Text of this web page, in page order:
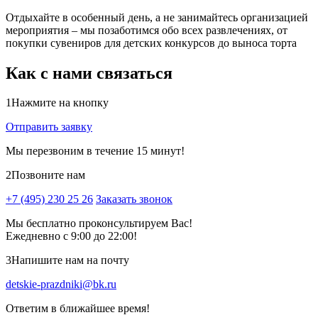
Отдыхайте в особенный день, а не занимайтесь организацией
мероприятия – мы позаботимся обо всех развлечениях, от
покупки сувениров для детских конкурсов до выноса торта
Как с нами связаться
1Нажмите на кнопку
Отправить заявку
Мы перезвоним в течение 15 минут!
2Позвоните нам
+7 (495) 230 25 26 Заказать звонок
Мы бесплатно проконсультируем Вас!
Ежедневно с 9:00 до 22:00!
3Напишите нам на почту
detskie-prazdniki@bk.ru
Ответим в ближайшее время!